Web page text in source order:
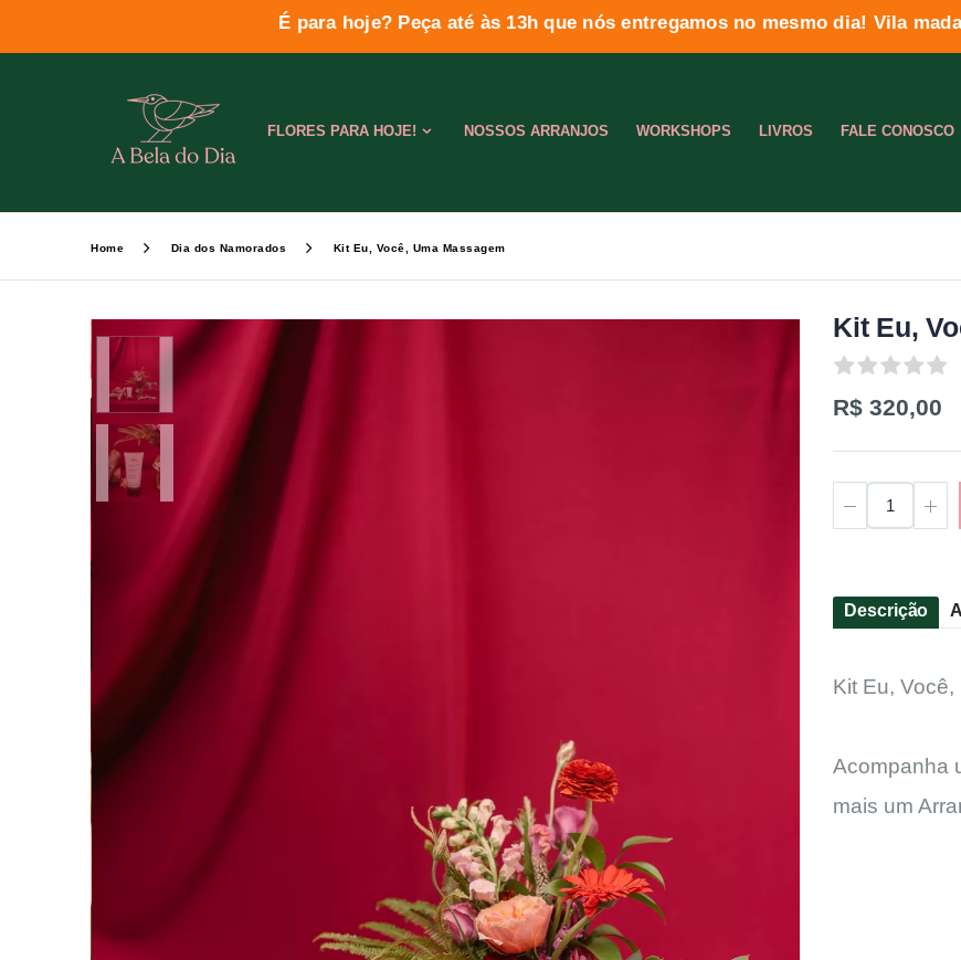
É para hoje? Peça até às 13h que nós entregamos no mesmo dia! Vila
FLORES PARA HOJE! NOSSOS ARRANJOS WORKSHOPS LIVROS FALE CONOSCO
Home Dia dos Namorados Kit Eu, Você, Uma Massagem
Kit Eu,
R$ 320,00
Descrição
Kit Eu,
Acompanha
mais um